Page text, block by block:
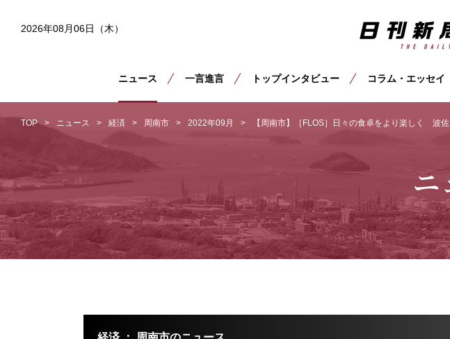
2026年08月06日（木）
ニュース 一言進言 トップインタビュー コラム・エッセイ
TOP ニュース 経済 周南市 2022年09月 【周南市】［FLOS］日々の食卓をより楽しく 波
ニ